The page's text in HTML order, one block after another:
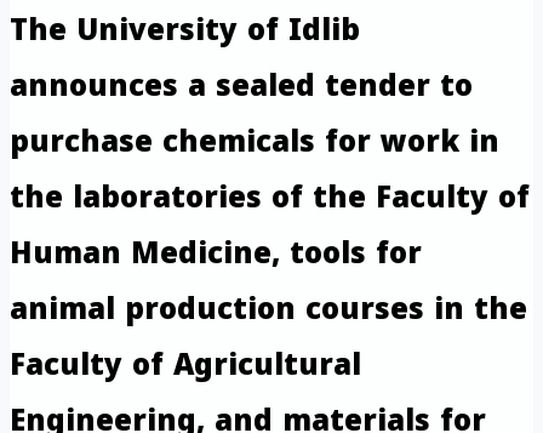
The University of Idlib
announces a sealed tender to
purchase chemicals for work in
the laboratories of the Faculty of
Human Medicine, tools for
animal production courses in the
Faculty of Agricultural
Engineering, and materials for